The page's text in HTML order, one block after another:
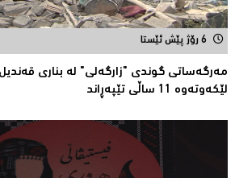
6 رۆژ پێش ئێستا
لێکەوتەوە 11 ساڵى تێپەڕاند